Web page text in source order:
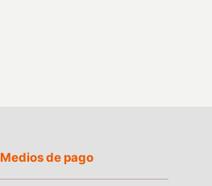
Medios de pago